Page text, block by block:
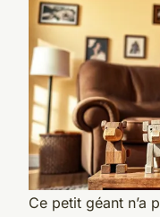
Ce petit géant n’a